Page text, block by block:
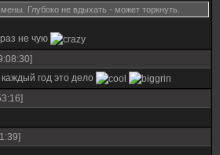
Глубоко не вдыхать - может торкнуть.
не чую
год это дело